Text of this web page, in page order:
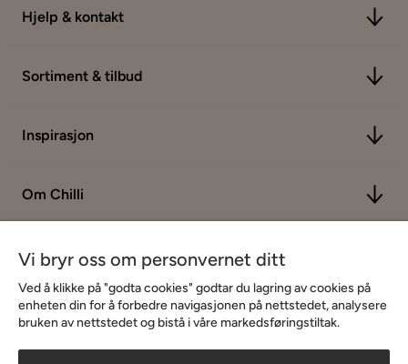
Hjelp & kontakt
Sortiment & tilbud
Inspirasjon
Om Chilli
Vi bryr oss om personvernet ditt
Ved å klikke på "godta cookies" godtar du lagring av cookies på
enheten din for å forbedre navigasjonen på nettstedet, analysere
bruken av nettstedet og bistå i våre markedsføringstiltak.